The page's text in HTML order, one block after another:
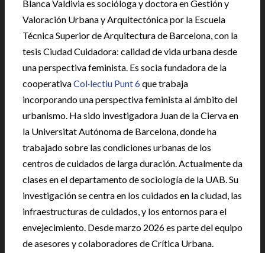
Blanca Valdivia es socióloga y doctora en Gestión y
Valoración Urbana y Arquitectónica por la Escuela
Técnica Superior de Arquitectura de Barcelona, con la
tesis Ciudad Cuidadora: calidad de vida urbana desde
una perspectiva feminista. Es socia fundadora de la
cooperativaCol·lectiu Punt 6que trabaja
incorporando una perspectiva feminista al ámbito del
urbanismo. Ha sido investigadora Juan de la Cierva en
la Universitat Autónoma de Barcelona, donde ha
trabajado sobre las condiciones urbanas de los
centros de cuidados de larga duración. Actualmente da
clases en el departamento de sociología de la UAB. Su
investigación se centra en los cuidados en la ciudad, las
infraestructuras de cuidados, y los entornos para el
envejecimiento. Desde marzo 2026 es parte del equipo
de asesores y colaboradores de Crítica Urbana.